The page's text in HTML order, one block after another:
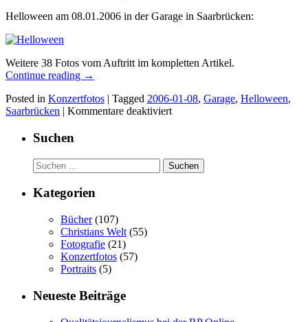
Helloween am 08.01.2006 in der Garage in Saarbrücken:
Weitere 38 Fotos vom Auftritt im kompletten Artikel.
Continue reading →
Posted in Konzertfotos | Tagged 2006-01-08, Garage, Helloween,
Saarbrücken | Kommentare deaktiviertfür
Helloween
Suchen
Suchen
nach:
Kategorien
Bücher(107)
Christians Welt (55)
Fotografie (21)
Konzertfotos (57)
Portraits (5)
Neueste Beiträge